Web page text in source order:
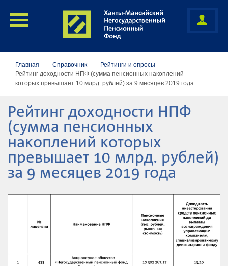
Главная Справочник
Рейтинги и опросы
Рейтинг доходности НПФ (сумма пенсионных накоплений
которых превышает 10 млрд. рублей) за 9 месяцев 2019 года
Рейтинг доходности НПФ
(сумма пенсионных
накоплений которых
превышает 10 млрд. рублей)
за 9 месяцев 2019 года